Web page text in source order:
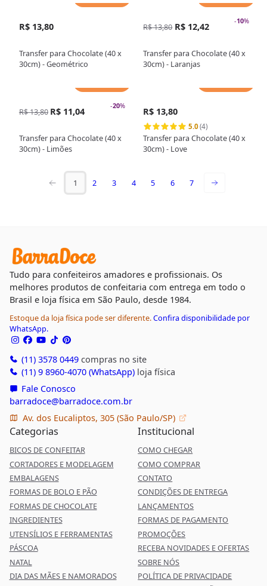
R$ 13,80
Transfer para Chocolate (40 x
30cm) - Geométrico
-10%
R$ 13,80 R$ 12,42
Transfer para Chocolate (40 x
30cm) - Laranjas
-20%
R$ 13,80 R$ 11,04
Transfer para Chocolate (40 x
30cm) - Limões
R$ 13,80
5.0(4)
Transfer para Chocolate (40 x
30cm) - Love
1 2 3 4 5 6 7
Tudo para confeiteiros amadores e profissionais. Os
melhores produtos de confeitaria com entrega em todo o
Brasil e loja física em São Paulo, desde 1984.
Estoque da loja física pode ser diferente.Confira disponibilidade por
WhatsApp.
(11) 3578 0449compras no site
(11) 9 8960-4070 (WhatsApp)loja física
Fale Conosco
barradoce@barradoce.com.br
Av. dos Eucaliptos, 305 (São Paulo/SP)
Categorias
BICOS DE CONFEITAR
CORTADORES E MODELAGEM
EMBALAGENS
FORMAS DE BOLO E PÃO
FORMAS DE CHOCOLATE
INGREDIENTES
UTENSÍLIOS E FERRAMENTAS
PÁSCOA
NATAL
DIA DAS MÃES E NAMORADOS
Institucional
COMO CHEGAR
COMO COMPRAR
CONTATO
CONDIÇÕES DE ENTREGA
LANÇAMENTOS
FORMAS DE PAGAMENTO
PROMOÇÕES
RECEBA NOVIDADES E OFERTAS
SOBRE NÓS
POLÍTICA DE PRIVACIDADE